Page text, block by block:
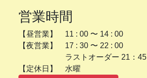
営業時間
【昼営業】 11 : 00 〜 14 : 00
【夜営業】 17 : 30 〜 22 : 00
ラストオーダー 21：45
【定休日】 水曜